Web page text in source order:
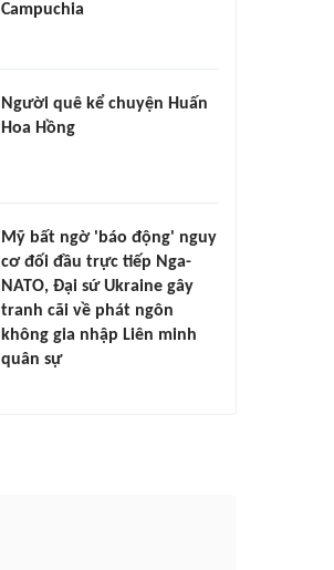
Campuchia
Người quê kể chuyện Huấn
Hoa Hồng
Mỹ bất ngờ 'báo động' nguy
cơ đối đầu trực tiếp Nga-
NATO, Đại sứ Ukraine gây
tranh cãi về phát ngôn
không gia nhập Liên minh
quân sự